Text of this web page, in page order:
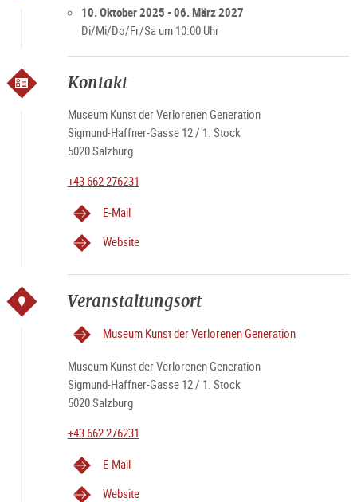
Di - Sa 10 – 17 Uhr
Feiertags geschlossen
10. Oktober 2025 - 06. März 2027
Di/Mi/Do/Fr/Sa um 10:00 Uhr
Kontakt
Museum Kunst der Verlorenen Generation
Sigmund-Haffner-Gasse 12 / 1. Stock
5020 Salzburg
+43 662 276231
E-Mail
Website
Veranstaltungsort
Museum Kunst der Verlorenen Generation
Museum Kunst der Verlorenen Generation
Sigmund-Haffner-Gasse 12 / 1. Stock
5020 Salzburg
+43 662 276231
E-Mail
Website